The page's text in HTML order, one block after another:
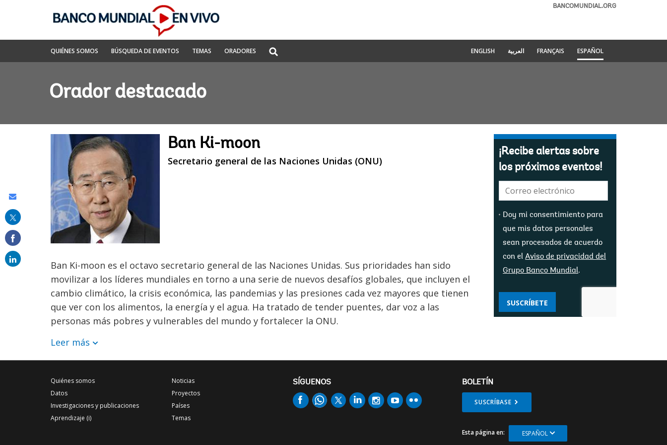
Navigation
Banco
Mundial
BANCOMUNDIAL.ORG
QUIÉNES SOMOS BÚSQUEDA DE EVENTOS TEMAS ORADORES
Global
Search
ENGLISH العربية FRANÇAIS ESPAÑOL
Orador destacado
Ban Ki-moon
Secretario general de las Naciones Unidas (ONU)
Ban Ki-moon es el octavo secretario general de las Naciones Unidas. Sus prioridades han sido
movilizar a los líderes mundiales en torno a una serie de nuevos desafíos globales, que incluyen el
cambio climático, la crisis económica, las pandemias y las presiones cada vez mayores que tienen
que ver con los alimentos, la energía y el agua. Ha tratado de tender puentes, dar voz a las
personas más pobres y vulnerables del mundo y fortalecer la ONU.
Leer más
¡Recibe alertas sobre
los próximos eventos!
mail:
Doy mi consentimiento para
que mis datos personales
sean procesados ​​de acuerdo
con elAviso de privacidad del
Grupo Banco Mundial.
SUSCRÍBETE
Quiénes somos
Datos
Investigaciones y publicaciones
Aprendizaje (i)
Noticias
Proyectos
Países
Temas
SÍGUENOS BOLETÍN
SUSCRÍBASE
Esta página en: ESPAÑOL
this
email